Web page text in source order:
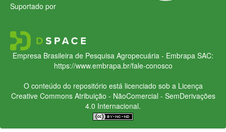
Suportado por
Empresa Brasileira de Pesquisa Agropecuária - Embrapa SAC:
https://www.embrapa.br/fale-conosco
O conteúdo do repositório está licenciado sob a Licença
Creative CommonsAtribuição - NãoComercial - SemDerivações
4.0 Internacional.